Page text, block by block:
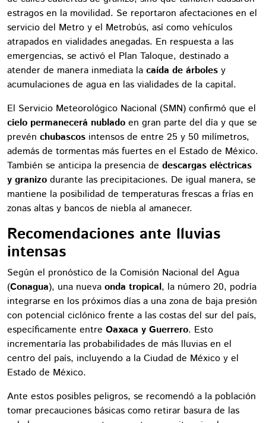
estragos en la movilidad. Se reportaron afectaciones en el
servicio del Metro y el Metrobús, así como vehículos
atrapados en vialidades anegadas. En respuesta a las
emergencias, se activó el Plan Taloque, destinado a
atender de manera inmediata la caída de árboles y
acumulaciones de agua en las vialidades de la capital.
El Servicio Meteorológico Nacional (SMN) confirmó que el
cielo permanecerá nublado en gran parte del día y que se
prevén chubascos intensos de entre 25 y 50 milímetros,
además de tormentas más fuertes en el Estado de México.
También se anticipa la presencia de descargas eléctricas
y granizo durante las precipitaciones. De igual manera, se
mantiene la posibilidad de temperaturas frescas a frías en
zonas altas y bancos de niebla al amanecer.
Recomendaciones ante lluvias
intensas
Según el pronóstico de la Comisión Nacional del Agua
(Conagua), una nueva onda tropical, la número 20, podría
integrarse en los próximos días a una zona de baja presión
con potencial ciclónico frente a las costas del sur del país,
específicamente entre Oaxaca y Guerrero. Esto
incrementaría las probabilidades de más lluvias en el
centro del país, incluyendo a la Ciudad de México y el
Estado de México.
Ante estos posibles peligros, se recomendó a la población
tomar precauciones básicas como retirar basura de las